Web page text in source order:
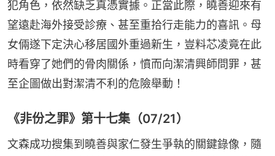
犯角色，依然缺乏真憑實據。正當此際，曉善迎來有
望遠赴海外接受診療、甚至重拾行走能力的喜訊。母
女倆遂下定決心移居國外重過新生，豈料芯凌竟在此
時看穿了她們的骨肉關係，憤而向潔清興師問罪，甚
至企圖做出對潔清不利的危險舉動！
《非份之罪》第十七集（07/21）
文森成功搜集到曉善與家仁發生爭執的關鍵錄像，隨